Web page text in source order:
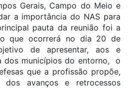
Gerais, Campo do Meio e
a importância do NAS para
pauta da reunião foi a
que ocorrerá no dia 20 de
de apresentar, aos e
dos municípios do entorno, o
que a profissão propõe,
dos avanços e retrocessos